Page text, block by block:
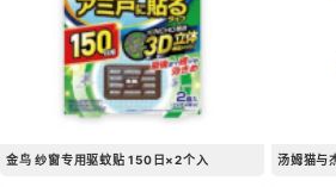
金鸟 纱窗专用驱蚊贴 150日×2个入 汤姆猫与